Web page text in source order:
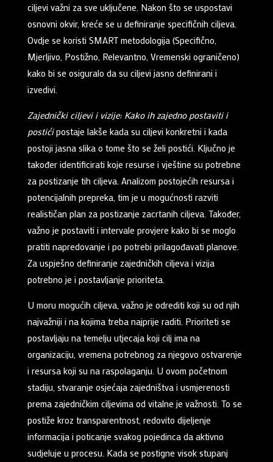
ciljevi važni za sve uključene. Nakon što se uspostavi
osnovni okvir, kreće se u definiranje specifičnih ciljeva.
Ovdje se koristi SMART metodologija (Specifično,
Mjerljivo, Postižno, Relevantno, Vremenski ograničeno)
kako bi se osiguralo da su ciljevi jasno definirani i
izvedivi.
Zajednički ciljevi i vizije: Kako ih zajedno postaviti i
postićipostaje lakše kada su ciljevi konkretni i kada
postoji jasna slika o tome što se želi postići. Ključno je
također identificirati koje resurse i vještine su potrebne
za postizanje tih ciljeva. Analizom postojećih resursa i
potencijalnih prepreka, tim je u mogućnosti razviti
realističan plan za postizanje zacrtanih ciljeva. Također,
važno je postaviti i intervale provjere kako bi se moglo
pratiti napredovanje i po potrebi prilagođavati planove.
Za uspješno definiranje zajedničkih ciljeva i vizija
potrebno je i postavljanje prioriteta.
U moru mogućih ciljeva, važno je odrediti koji su od njih
najvažniji i na kojima treba najprije raditi. Prioriteti se
postavljaju na temelju utjecaja koji cilj ima na
organizaciju, vremena potrebnog za njegovo ostvarenje
i resursa koji su na raspolaganju. U ovom početnom
stadiju, stvaranje osjećaja zajedništva i usmjerenosti
prema zajedničkim ciljevima od vitalne je važnosti. To se
postiže kroz transparentnost, redovito dijeljenje
informacija i poticanje svakog pojedinca da aktivno
sudjeluje u procesu. Kada se postigne visok stupanj